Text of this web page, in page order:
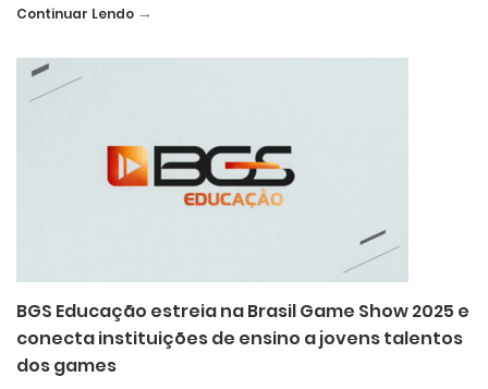
Continuar Lendo →
BGS Educação estreia na Brasil Game Show 2025 e
conecta instituições de ensino a jovens talentos
dos games